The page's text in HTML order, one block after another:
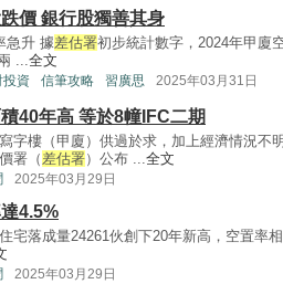
價 銀行股獨善其身
急升 據差估署初步統計數字，2024年甲廈
...全文
投資 信筆攻略 習廣思 2025年03月31日
40年高 等於8幢IFC二期
字樓（甲廈）供過於求，加上經濟情況不
署（差估署）公布 ...全文
2025年03月29日
4.5%
宅落成量24261伙創下20年新高，空置率相
2025年03月29日